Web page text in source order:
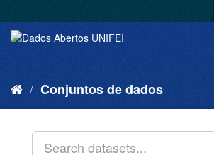
Conjuntos de dados